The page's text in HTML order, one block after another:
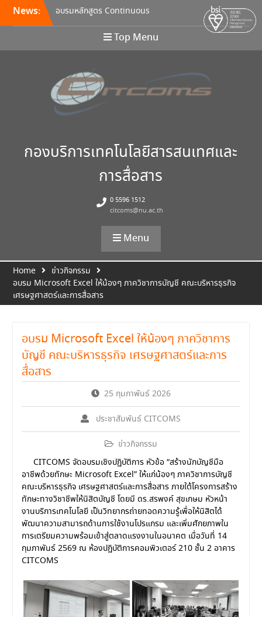
News:
อบรมหลักสูตร Continuous
Integration / Continuous
Deployment (CI/CD)
ขอเชิญเข้าร่วมการอบรมสัมมนา
ด้วยเทคโนโลยีดิจิทัล” 24
สิงหาคม นี้!
ประชุมพิจารณารายละเอียด
คุณลักษณะ และกำหนดราคา
Top Menu
กองบริการเทคโนโลยีสารสนเทศและ
การสื่อสาร
0 5596 1512
citcoms@nu.ac.th
Menu
Home
ข่าวกิจกรรม
อบรม Microsoft Excel ให้น้องๆ ภาควิชาการบัญชี คณะบริหารธุรกิจ
เศรษฐศาสตร์และการสื่อสาร
อบรม Microsoft Excel ให้น้องๆ ภาควิชาการ
บัญชี คณะบริหารธุรกิจ เศรษฐศาสตร์และการ
สื่อสาร
25 กุมภาพันธ์ 2026
ประชาสัมพันธ์ CITCOMS
ข่าวกิจกรรม
CITCOMS จัดอบรมเชิงปฏิบัติการ หัวข้อ “สร้างนักบัญชีมือ
อาชีพด้วยทักษะ Microsoft Excel” ให้แก่น้องๆ ภาควิชาการบัญชี
คณะบริหารธุรกิจ เศรษฐศาสตร์และการสื่อสาร ภายใต้โครงการสร้าง
ทักษะทางวิชาชีพให้นิสิตบัญชี โดยมี ดร.สรพงค์ สุขเกษม หัวหน้า
งานบริการเทคโนโลยี เป็นวิทยากรถ่ายทอดความรู้เพื่อให้นิสิตได้
พัฒนาความสามารถด้านการใช้งานโปรแกรม และเพิ่มศักยภาพใน
การเตรียมความพร้อมเข้าสู่ตลาดแรงงานในอนาคต เมื่อวันที่ 14
กุมภาพันธ์ 2569 ณ ห้องปฏิบัติการคอมพิวเตอร์ 210 ชั้น 2 อาคาร
CITCOMS